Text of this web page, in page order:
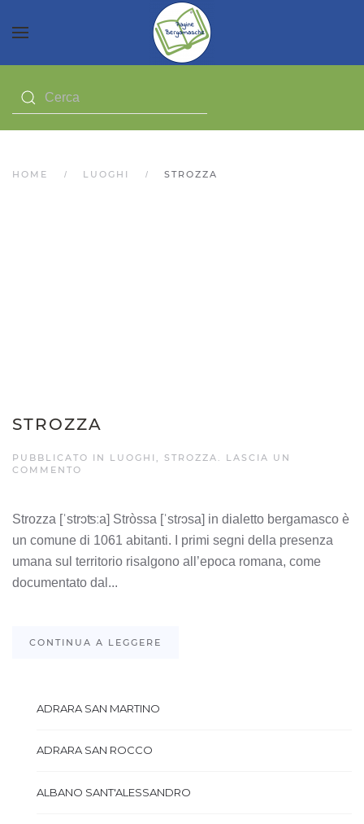
HOME LUOGHI STROZZA
STROZZA
PUBBLICATO IN LUOGHI , STROZZA . LASCIA UN
COMMENTO
Strozza [ˈstrɔʦːa] Stròssa [ˈstɾɔsa] in dialetto bergamasco è
un comune di 1061 abitanti. I primi segni della presenza
umana sul territorio risalgono all’epoca romana, come
documentato dal...
CONTINUA A LEGGERE
ADRARA SAN MARTINO
ADRARA SAN ROCCO
ALBANO SANT'ALESSANDRO